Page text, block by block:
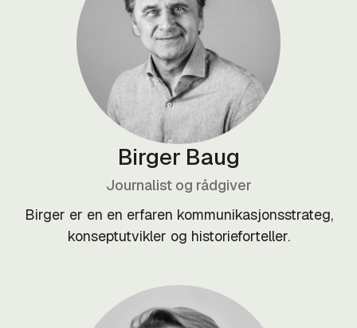
Birger Baug
Journalist og rådgiver
Birger er en en erfaren kommunikasjonsstrateg,
konseptutvikler og historieforteller.